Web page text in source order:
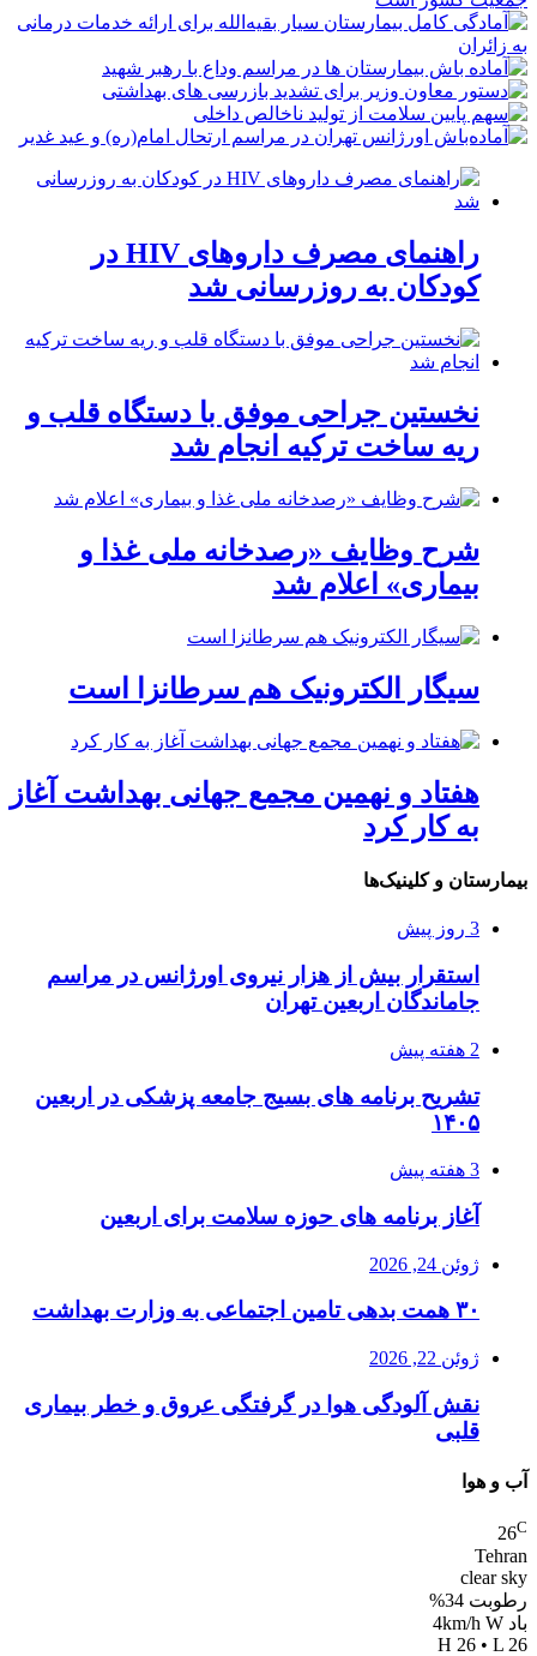
راهنمای مصرف داروهای HIV در
کودکان به روزرسانی شد
نخستین جراحی موفق با دستگاه قلب و
ریه ساخت ترکیه انجام شد
شرح وظایف «رصدخانه ملی غذا و
بیماری» اعلام شد
سیگار الکترونیک هم سرطانزا است
هفتاد و نهمین مجمع جهانی بهداشت آغاز
به کار کرد
بیمارستان و کلینیک‌ها
3 روز پیش
استقرار بیش از هزار نیروی اورژانس در مراسم
جاماندگان اربعین تهران
2 هفته پیش
تشریح برنامه های بسیج جامعه پزشکی در اربعین
۱۴۰۵
3 هفته پیش
آغاز برنامه های حوزه سلامت برای اربعین
ژوئن 24, 2026
۳۰ همت بدهی تامین اجتماعی به وزارت بهداشت
ژوئن 22, 2026
نقش آلودگی هوا در گرفتگی عروق و خطر بیماری
قلبی
آب و هوا
26C
Tehran
clear sky
رطوبت 34%
باد 4km/h W
H 26 • L 26